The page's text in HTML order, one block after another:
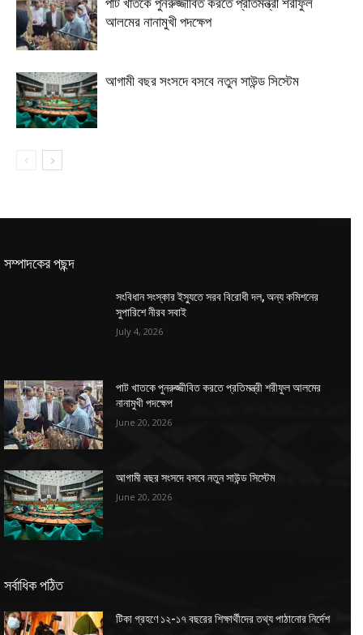
পাট খাতকে পুনরুজ্জীবিত করতে প্রতিমন্ত্রী শরীফুল
আলমের নানামুখী পদক্ষেপ
আগামী বছর সংসদে বসবে নতুন সাউন্ড সিস্টেম
সম্পাদকের পছন্দ
সংবিধান সংস্কার ইস্যুতে সরব বিরোধী দল, অন্য কমিশনের
সুপারিশে নীরব সবাই
July 4, 2026
পাট খাতকে পুনরুজ্জীবিত করতে প্রতিমন্ত্রী শরীফুল আলমের
নানামুখী পদক্ষেপ
June 20, 2026
আগামী বছর সংসদে বসবে নতুন সাউন্ড সিস্টেম
June 20, 2026
সর্বাধিক পঠিত
টিকা গ্রহণে ১২-১৭ বছরের শিক্ষার্থীদের তথ্য পাঠানোর নির্দেশ